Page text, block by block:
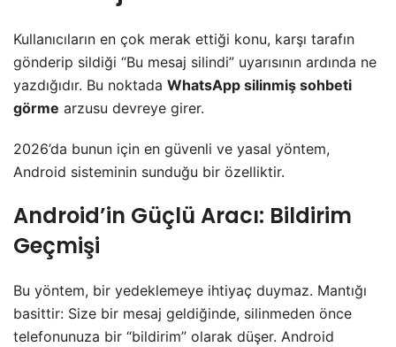
​Kullanıcıların en çok merak ettiği konu, karşı tarafın
gönderip sildiği “Bu mesaj silindi” uyarısının ardında ne
yazdığıdır. Bu noktada WhatsApp silinmiş sohbeti
görme arzusu devreye girer.
​2026’da bunun için en güvenli ve yasal yöntem,
Android sisteminin sunduğu bir özelliktir.
​Android’in Güçlü Aracı: Bildirim
Geçmişi
​Bu yöntem, bir yedeklemeye ihtiyaç duymaz. Mantığı
basittir: Size bir mesaj geldiğinde, silinmeden önce
telefonunuza bir “bildirim” olarak düşer. Android